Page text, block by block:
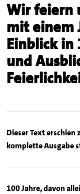
Wir feiern
mit einem
Einblick in
und
Dieser Text erschien
komplette Ausgabe
100 Jahre, davon